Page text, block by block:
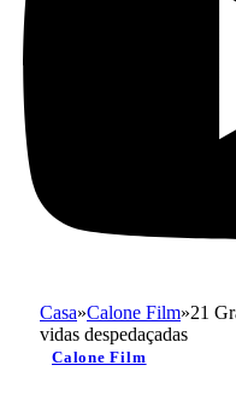
Casa»Calone Film»21
vidas despedaçadas
Calone Film